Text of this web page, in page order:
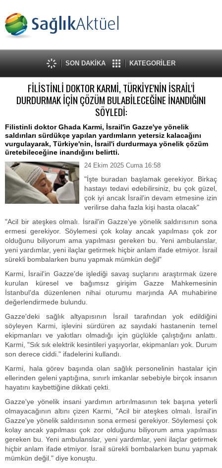
SON DAKİKA KATEGORİLER
FİLİSTİNLİ DOKTOR KARMİ, TÜRKİYE'NİN İSRAİL'İ
DURDURMAK İÇİN ÇÖZÜM BULABİLECEĞİNE İNANDIĞINI
SÖYLEDİ:
Filistinli doktor Ghada Karmi, İsrail'in Gazze'ye yönelik
saldırıları sürdükçe yapılan yardımların yetersiz kalacağını
vurgulayarak, Türkiye'nin, İsrail'i durdurmaya yönelik çözüm
üretebileceğine inandığını belirtti.
24 Ekim 2025 Cuma 16:58
"İşte buradan başlamak gerekiyor. Birkaç
hastayı tedavi edebilirsiniz, bu çok güzel,
çok iyi ancak İsrail'in devam etmesine izin
verilirse daha fazla kişi hasta olacak"
"Acil bir ateşkes olmalı. İsrail'in Gazze'ye yönelik saldırısının sona
ermesi gerekiyor. Söylemesi çok kolay ancak yapılması çok zor
olduğunu biliyorum ama yapılması gereken bu. Yeni ambulanslar,
yeni yardımlar, yeni ilaçlar getirmek hiçbir anlam ifade etmiyor. İsrail
sürekli bombalarken bunu yapmak mümkün değil"
Karmi, İsrail'in Gazze'de işlediği savaş suçlarını araştırmak üzere
kurulan küresel ve bağımsız girişim Gazze Mahkemesinin
İstanbul'da düzenlenen nihai oturumu marjında AA muhabirine
değerlendirmede bulundu.
Gazze'deki sağlık altyapısının İsrail tarafından yok edildiğini
söyleyen Karmi, işlevini sürdüren az sayıdaki hastanenin temel
ekipmanları ve yakıtları olmadığı için güçlükle çalıştığını anlattı.
Karmi, "Sık sık elektrik kesintileri yaşıyorlar, ekipmanları yok. Durum
son derece ciddi." ifadelerini kullandı.
Karmi, hala görev başında olan sağlık personelinin hastalar için
ellerinden geleni yaptığına, sınırlı imkanlar sebebiyle birçok insanın
hayatını kaybettiğine dikkati çekti.
Gazze'ye yönelik insani yardımın artırılmasının tek başına yeterli
olmayacağının altını çizen Karmi, "Acil bir ateşkes olmalı. İsrail'in
Gazze'ye yönelik saldırısının sona ermesi gerekiyor. Söylemesi çok
kolay ancak yapılması çok zor olduğunu biliyorum ama yapılması
gereken bu. Yeni ambulanslar, yeni yardımlar, yeni ilaçlar getirmek
hiçbir anlam ifade etmiyor. İsrail sürekli bombalarken bunu yapmak
mümkün değil." diye konuştu.